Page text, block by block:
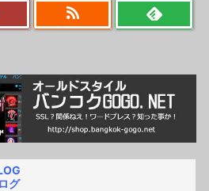
グ